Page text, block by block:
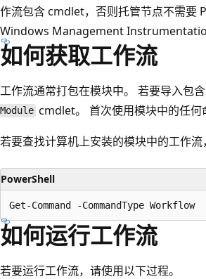
作流包含 cmdlet，否则托管节点不需要
Windows Management
如何获取工作流
工作流通常打包在模块中。 若要导入包
Module cmdlet。 首次使用模块中的任何
若要查找计算机上安装的模块中的工作流
PowerShell
如何运行工作流
若要运行工作流，请使用以下过程。